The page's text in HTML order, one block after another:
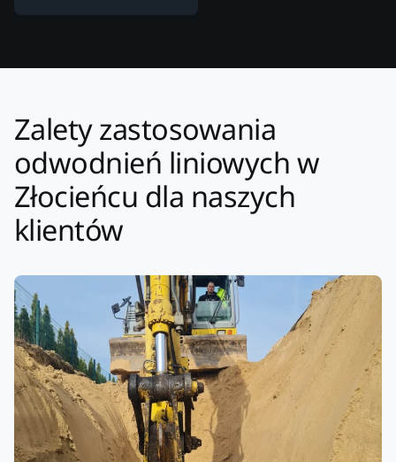
Zalety zastosowania
odwodnień liniowych w
Złocieńcu dla naszych
klientów